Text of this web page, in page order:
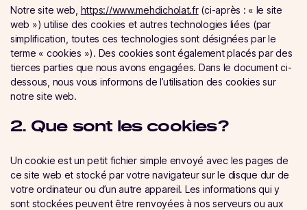
Notre site web, https://www.mehdicholat.fr(ci-après : « le site
web ») utilise des cookies et autres technologies liées (par
simplification, toutes ces technologies sont désignées par le
terme « cookies »). Des cookies sont également placés par des
tierces parties que nous avons engagées. Dans le document ci-
dessous, nous vous informons de l’utilisation des cookies sur
notre site web.
2. Que sont les cookies ?
Un cookie est un petit fichier simple envoyé avec les pages de
ce site web et stocké par votre navigateur sur le disque dur de
votre ordinateur ou d’un autre appareil. Les informations qui y
sont stockées peuvent être renvoyées à nos serveurs ou aux